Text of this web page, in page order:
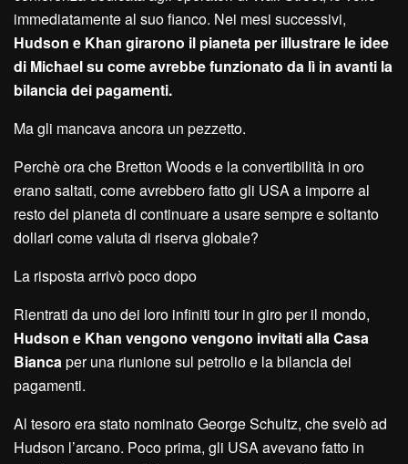
immediatamente al suo fianco. Nei mesi successivi,
Hudson e Khan girarono il pianeta per illustrare le idee
di Michael su come avrebbe funzionato da lì in avanti la
bilancia dei pagamenti.
Ma gli mancava ancora un pezzetto.
Perchè ora che Bretton Woods e la convertibilità in oro
erano saltati, come avrebbero fatto gli USA a imporre al
resto del pianeta di continuare a usare sempre e soltanto
dollari come valuta di riserva globale?
La risposta arrivò poco dopo
Rientrati da uno dei loro infiniti tour in giro per il mondo,
Hudson e Khan vengono vengono invitati alla Casa
Biancaper una riunione sul petrolio e la bilancia dei
pagamenti.
Al tesoro era stato nominato George Schultz, che svelò ad
Hudson l’arcano. Poco prima, gli USA avevano fatto in